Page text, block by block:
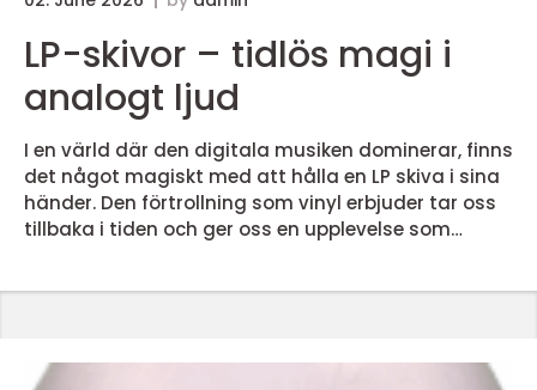
LP-skivor – tidlös magi i
analogt ljud
I en värld där den digitala musiken dominerar, finns
det något magiskt med att hålla en LP skiva i sina
händer. Den förtrollning som vinyl erbjuder tar oss
tillbaka i tiden och ger oss en upplevelse som